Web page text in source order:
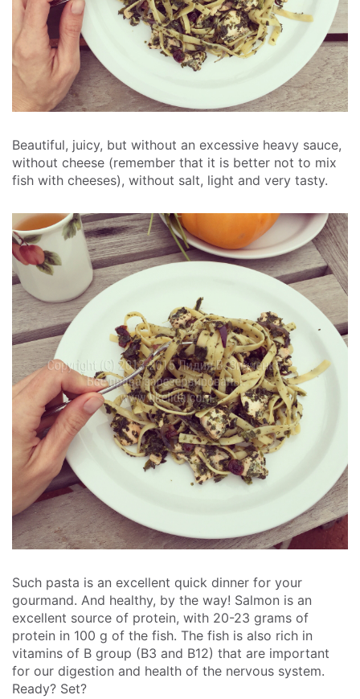
Beautiful, juicy, but without an excessive heavy sauce,
without cheese (remember that it is better not to mix
fish with cheeses), without salt, light and very tasty.
Such pasta is an excellent quick dinner for your
gourmand. And healthy, by the way! Salmon is an
excellent source of protein, with 20-23 grams of
protein in 100 g of the fish. The fish is also rich in
vitamins of B group (B3 and B12) that are important
for our digestion and health of the nervous system.
Ready? Set?